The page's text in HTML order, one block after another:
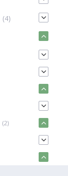
(4)
(2)